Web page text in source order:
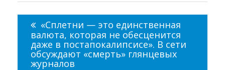
записям
«Сплетни — это единственная
валюта, которая не обесценится
даже в постапокалипсисе». В сети
обсуждают «смерть» глянцевых
журналов